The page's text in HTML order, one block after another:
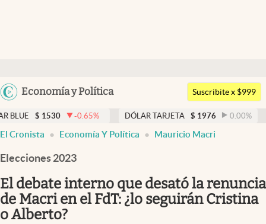
Argentina
Uruguay
Economía y Política
Members
Economía y Política
Finanzas y Mercados
Mercados Online
Negocios
Columnistas
Suscribite x $999
-0.65 % DÓLAR TARJETA $ 1976 0.00 % DÓLAR MEP
El Cronista Economía Y Política Mauricio Macri
Elecciones 2023
El debate interno que desató la renuncia
de Macri en el FdT: ¿lo seguirán Cristina
o Alberto?